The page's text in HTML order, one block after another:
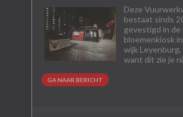
Deze
bestaat sinds
gevestigd in de
bloemenkiosk
wijk Leyenburg,
want dit zie je
GA NAAR BERICHT